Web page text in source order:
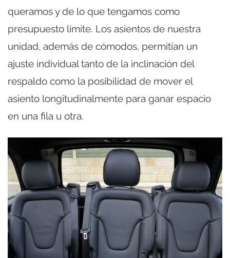
queramos y de lo que tengamos como
presupuesto límite. Los asientos de nuestra
unidad, además de cómodos, permitían un
ajuste individual tanto de la inclinación del
respaldo como la posibilidad de mover el
asiento longitudinalmente para ganar espacio
en una fila u otra.